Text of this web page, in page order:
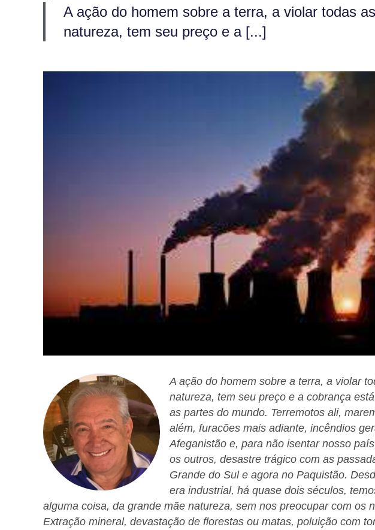
A ação do homem sobre a terra, a violar todas
natureza, tem seu preço e a [...]
A ação do homem sobre a terra, a violar
natureza, tem seu preço e a cobrança
as partes do mundo. Terremotos ali,
além, furacões mais adiante, incêndios
Afeganistão e, para não isentar nosso
os outros, desastre trágico com as
Grande do Sul e agora no Paquistão.
era industrial, há quase dois séculos,
alguma coisa, da grande mãe natureza, sem nos preocupar com os
Extração mineral, devastação de florestas ou matas, poluição com